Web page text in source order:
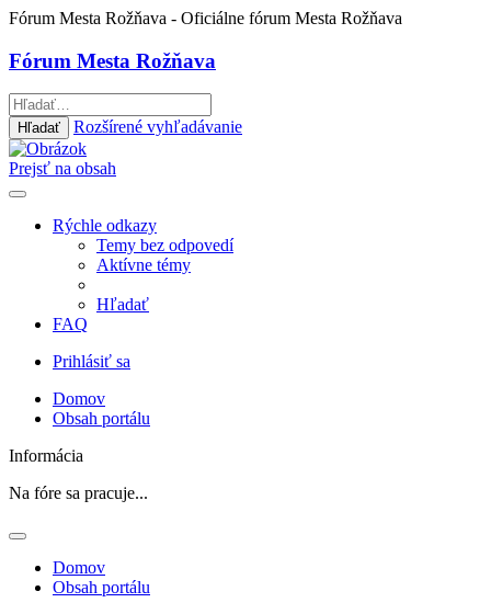
Fórum Mesta Rožňava - Oficiálne fórum Mesta Rožňava
Fórum Mesta Rožňava
Hľadať Rozšírené vyhľadávanie
Prejsť na obsah
Rýchle odkazy
Temy bez odpovedí
Aktívne témy
Hľadať
FAQ
Prihlásiť sa
Domov
Obsah portálu
Informácia
Na fóre sa pracuje...
Domov
Obsah portálu